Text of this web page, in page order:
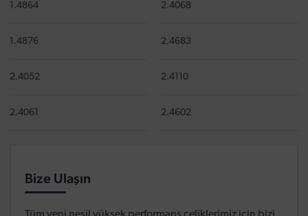
1.4864
1.4876
2.4052
2.4061
2.4068
2.4683
2.4110
2.4602
Bize Ulaşın